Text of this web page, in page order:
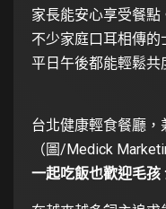
家長能安心享受餐
不少家庭口耳相傳
平日午後都能輕鬆共
台北健康輕食餐廳
（圖/Medick
一起吃飯也歡迎毛